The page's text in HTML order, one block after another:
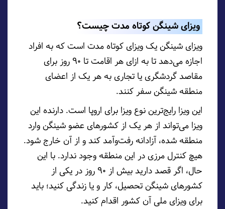
ویزای شینگن کوتاه مدت چیست؟
ویزای شینگن یک ویزای کوتاه مدت است که به افراد
اجازه می‌دهد تا به ازای هر اقامت تا 90 روز برای
مقاصد گردشگری یا تجاری به هر یک از اعضای
منطقه شینگن سفر کنند.
این ویزا رایج‌ترین نوع ویزا برای اروپا است. دارنده این
ویزا می‌تواند از هر یک از کشورهای عضو شینگن وارد
منطقه شده، آزادانه رفت‌و‌آمد کند و از آن خارج شود.
هیچ کنترل مرزی در این منطقه وجود ندارد. با این
حال، اگر قصد دارید بیش از 90 روز در یکی از
کشورهای شینگن تحصیل، کار و یا زندگی کنید؛ باید
برای ویزای ملی آن کشور اقدام کنید.